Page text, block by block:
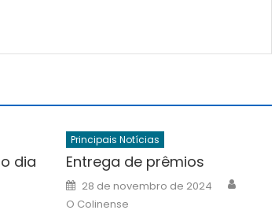
dia
Principais Notícias
Entrega de prêmios
Posted
on
28 de novembro de 2024
O Colinense